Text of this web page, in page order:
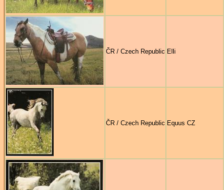
ČR / Czech Republic Elli
ČR / Czech Republic Equus CZ